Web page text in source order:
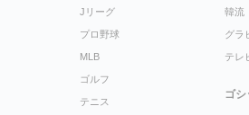
Jリーグ
プロ野球
MLB
ゴルフ
テニス
韓流
グラ
テレ
ゴシ